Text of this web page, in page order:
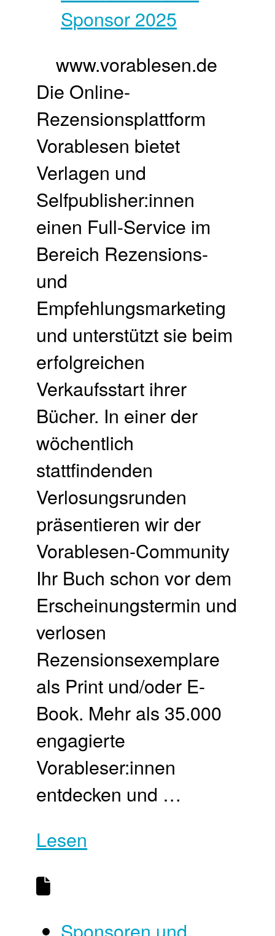
www.vorablesen.de
Die Online-
Rezensionsplattform
Vorablesen bietet
Verlagen und
Selfpublisher:innen
einen Full-Service im
Bereich Rezensions-
und
Empfehlungsmarketing
und unterstützt sie beim
erfolgreichen
Verkaufsstart ihrer
Bücher. In einer der
wöchentlich
stattfindenden
Verlosungsrunden
präsentieren wir der
Vorablesen-Community
Ihr Buch schon vor dem
Erscheinungstermin und
verlosen
Rezensionsexemplare
als Print und/oder E-
Book. Mehr als 35.000
engagierte
Vorableser:innen
entdecken und …
Lesen
Sponsoren und